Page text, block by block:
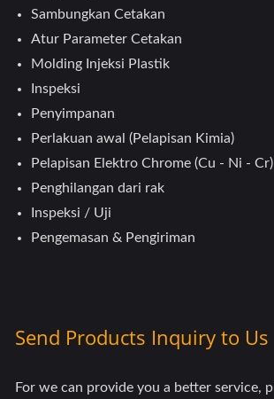
Sambungkan Cetakan
Atur Parameter Cetakan
Molding Injeksi Plastik
Inspeksi
Penyimpanan
Perlakuan awal (Pelapisan Kimia)
Pelapisan Elektro Chrome (Cu - Ni - Cr)
Penghilangan dari rak
Inspeksi / Uji
Pengemasan & Pengiriman